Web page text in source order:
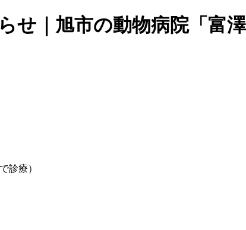
せ｜旭市の動物病院「
診療）